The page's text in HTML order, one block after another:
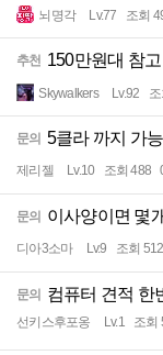
뇌명각 Lv.77 조회
추천 150만원대 참
Skywalkers Lv.92
문의 5클라 까지 가
제리젤 Lv.10 조회 488
문의 이사양이면 몇
디아3소마 Lv.9 조회 512
문의 컴퓨터 견적 한
선키스후포옹 Lv.1 조회